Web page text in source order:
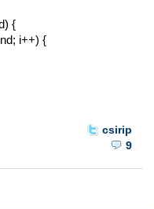
{
i++) {
csirip
9